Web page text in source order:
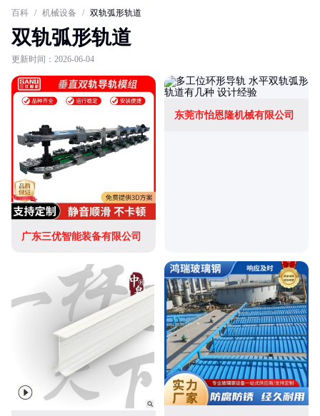
百科 / 机械设备 / 双轨弧形轨道
双轨弧形轨道
更新时间：2026-06-04
广东三优智能装备有限公司
东莞市怡恩隆机械有限公司